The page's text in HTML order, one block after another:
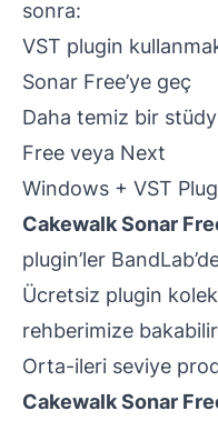
sonra:
VST plugin
Sonar Free’ye geç
Daha temiz bir
Free veya Next
Windows + VST
Cakewalk Sonar
plugin’ler
Ücretsiz plugin
rehberimize
Orta-ileri seviye
Cakewalk Sonar